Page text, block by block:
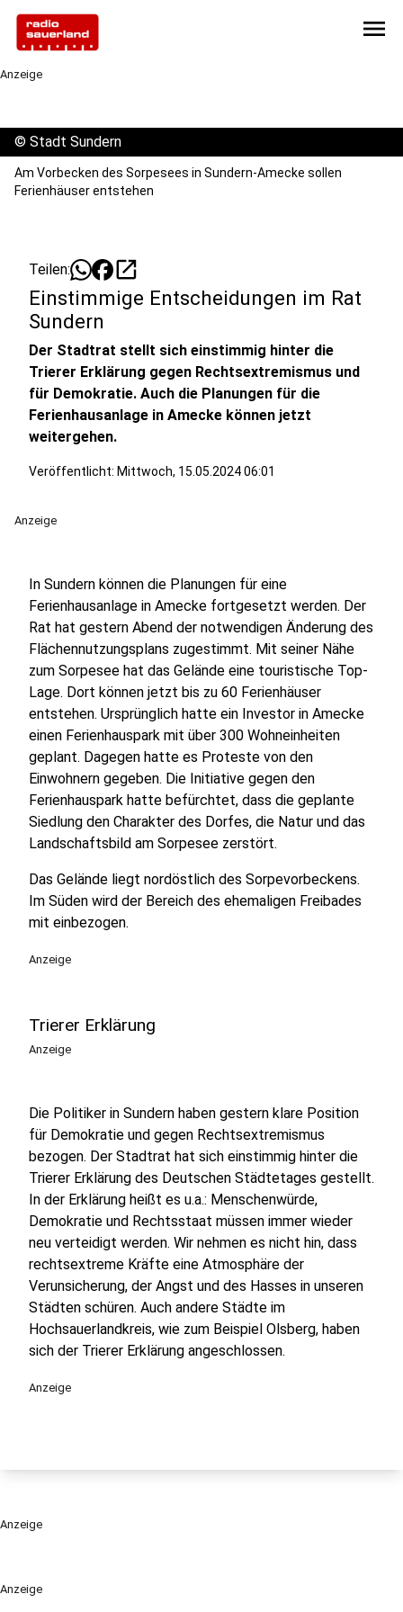
menu
Anzeige
Anzeige
© Stadt Sundern
Am Vorbecken des Sorpesees in Sundern-Amecke sollen
Ferienhäuser entstehen
Teilen: open_in_new
Einstimmige Entscheidungen im Rat
Sundern
Der Stadtrat stellt sich einstimmig hinter die
Trierer Erklärung gegen Rechtsextremismus und
für Demokratie. Auch die Planungen für die
Ferienhausanlage in Amecke können jetzt
weitergehen.
Veröffentlicht: Mittwoch, 15.05.2024 06:01
Anzeige
In Sundern können die Planungen für eine
Ferienhausanlage in Amecke fortgesetzt werden. Der
Rat hat gestern Abend der notwendigen Änderung des
Flächennutzungsplans zugestimmt. Mit seiner Nähe
zum Sorpesee hat das Gelände eine touristische Top-
Lage. Dort können jetzt bis zu 60 Ferienhäuser
entstehen. Ursprünglich hatte ein Investor in Amecke
einen Ferienhauspark mit über 300 Wohneinheiten
geplant. Dagegen hatte es Proteste von den
Einwohnern gegeben. Die Initiative gegen den
Ferienhauspark hatte befürchtet, dass die geplante
Siedlung den Charakter des Dorfes, die Natur und das
Landschaftsbild am Sorpesee zerstört.
Das Gelände liegt nordöstlich des Sorpevorbeckens.
Im Süden wird der Bereich des ehemaligen Freibades
mit einbezogen.
Anzeige
Trierer Erklärung
Anzeige
Die Politiker in Sundern haben gestern klare Position
für Demokratie und gegen Rechtsextremismus
bezogen. Der Stadtrat hat sich einstimmig hinter die
Trierer Erklärung des Deutschen Städtetages gestellt.
In der Erklärung heißt es u.a.: Menschenwürde,
Demokratie und Rechtsstaat müssen immer wieder
neu verteidigt werden. Wir nehmen es nicht hin, dass
rechtsextreme Kräfte eine Atmosphäre der
Verunsicherung, der Angst und des Hasses in unseren
Städten schüren. Auch andere Städte im
Hochsauerlandkreis, wie zum Beispiel Olsberg, haben
sich der Trierer Erklärung angeschlossen.
Anzeige
Anzeige